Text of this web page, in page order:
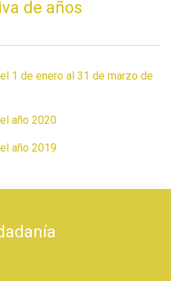
de años
1 de enero al 31 de marzo de
año 2020
año 2019